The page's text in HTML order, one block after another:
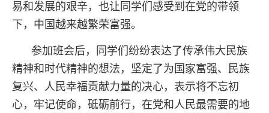
易和发展的艰辛，也让同学们感受到在党的带领
下，中国越来越繁荣富强。
参加班会后，同学们纷纷表达了传承伟大民族
精神和时代精神的想法，坚定了为国家富强、民族
复兴、人民幸福贡献力量的决心，表示将不忘初
心，牢记使命，砥砺前行，在党和人民最需要的地